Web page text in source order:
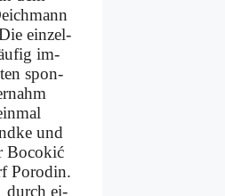
ein­zel­
im­
spon­
und
Bo­co­kić
Po­ro­din.
durch ei­